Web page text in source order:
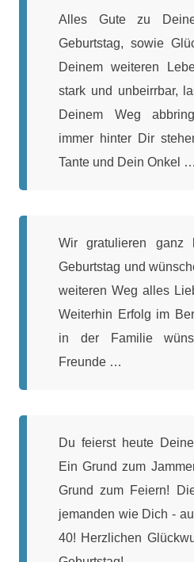
Alles Gute zu
Geburtstag, sowie
Deinem weiteren
stark und unbeirrbar,
Deinem Weg
immer hinter Dir
Tante und Dein Onkel …
Wir gratulieren ganz
Geburtstag und
weiteren Weg alles
Weiterhin Erfolg im
in der Familie
Freunde …
Du feierst heute
Ein Grund zum
Grund zum Feiern!
jemanden wie Dich -
40! Herzlichen